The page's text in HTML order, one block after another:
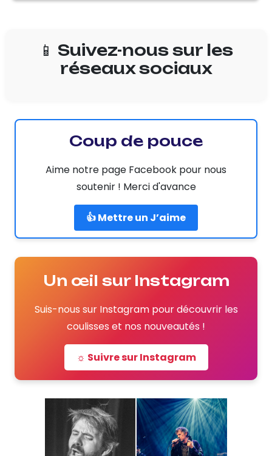
📱 Suivez-nous sur les
réseaux sociaux
Coup de pouce
Aime notre page Facebook pour nous
soutenir ! Merci d'avance
👍 Mettre un J’aime
Un œil sur Instagram
Suis-nous sur Instagram pour découvrir les
coulisses et nos nouveautés !
☼ Suivre sur Instagram